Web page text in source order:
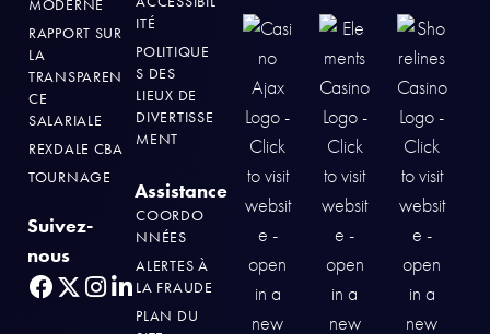
MODERNE
RAPPORT SUR
LA
TRANSPAREN
CE
SALARIALE
REXDALE CBA
TOURNAGE
Suivez-
nous
ITÉ
POLITIQUE
S DES
LIEUX DE
DIVERTISSE
MENT
Assistance
COORDO
NNÉES
ALERTES À
LA FRAUDE
PLAN DU